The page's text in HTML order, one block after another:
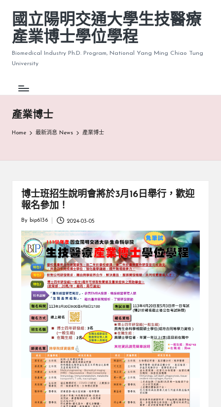
國立陽明交通大學生技醫療
產業博士學位學程
Biomedical Industry Ph.D. Program, National Yang Ming Chiao Tung
University
產業博士
Home 最新消息 News 產業博士
博士班招生說明會將於3月16日舉行，歡迎
報名參加！
Posted
by
By bip6136 2024-03-05